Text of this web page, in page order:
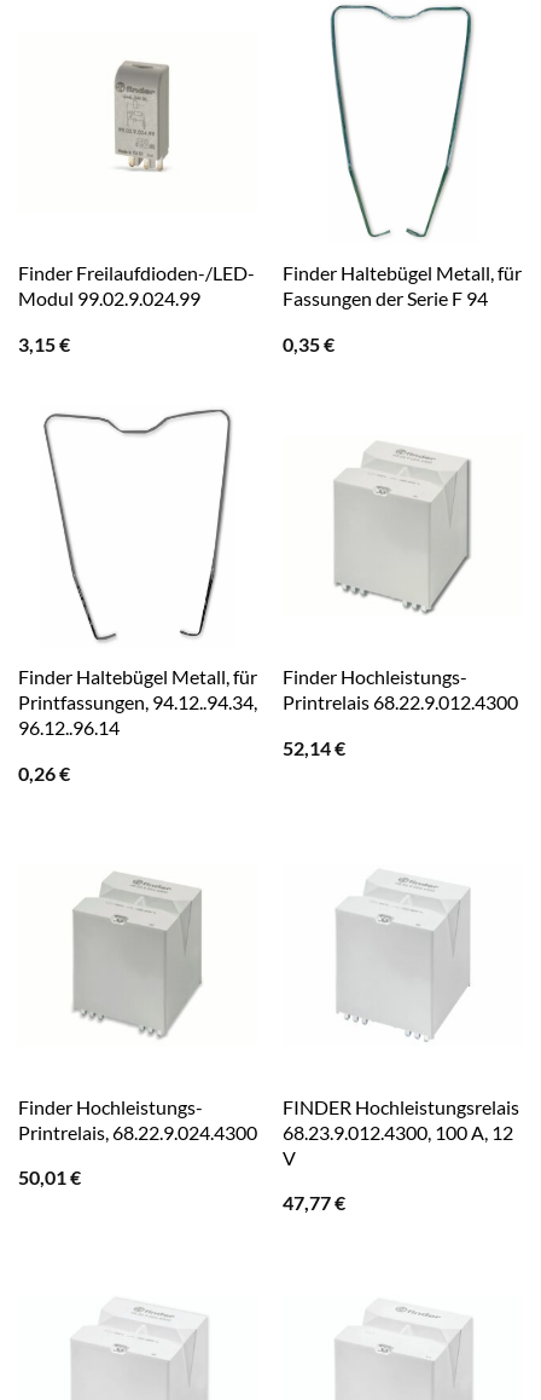
Finder Freilaufdioden-/LED-
Modul 99.02.9.024.99
3,15€
Finder Haltebügel Metall, für
Fassungen der Serie F 94
0,35€
Finder Haltebügel Metall, für
Printfassungen, 94.12..94.34,
96.12..96.14
0,26€
Finder Hochleistungs-
Printrelais 68.22.9.012.4300
52,14€
Finder Hochleistungs-
Printrelais, 68.22.9.024.4300
50,01€
FINDER Hochleistungsrelais
68.23.9.012.4300, 100 A, 12
V
47,77€